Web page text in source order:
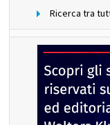
Ricerca tra